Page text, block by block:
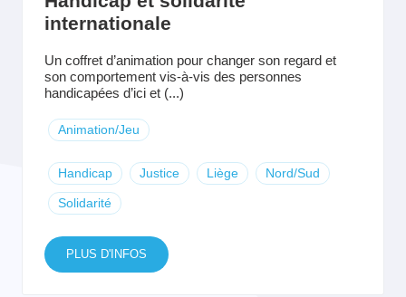
internationale
Un coffret d’animation pour changer son regard et
son comportement vis-à-vis des personnes
handicapées d’ici et (...)
Animation/Jeu
Handicap Justice Liège Nord/Sud
Solidarité
PLUS D'INFOS